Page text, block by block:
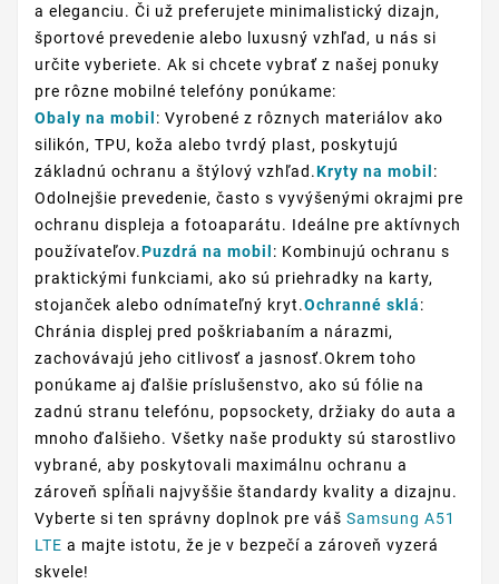
a eleganciu. Či už preferujete minimalistický dizajn,
športové prevedenie alebo luxusný vzhľad, u nás si
určite vyberiete. Ak si chcete vybrať z našej ponuky
pre rôzne mobilné telefóny ponúkame:
Obaly na mobil : Vyrobené z rôznych materiálov ako
silikón, TPU, koža alebo tvrdý plast, poskytujú
základnú ochranu a štýlový vzhľad.Kryty na mobil :
Odolnejšie prevedenie, často s vyvýšenými okrajmi pre
ochranu displeja a fotoaparátu. Ideálne pre aktívnych
používateľov.Puzdrá na mobil : Kombinujú ochranu s
praktickými funkciami, ako sú priehradky na karty,
stojanček alebo odnímateľný kryt.Ochranné sklá:
Chránia displej pred poškriabaním a nárazmi,
zachovávajú jeho citlivosť a jasnosť.Okrem toho
ponúkame aj ďalšie príslušenstvo, ako sú fólie na
zadnú stranu telefónu, popsockety, držiaky do auta a
mnoho ďalšieho. Všetky naše produkty sú starostlivo
vybrané, aby poskytovali maximálnu ochranu a
zároveň spĺňali najvyššie štandardy kvality a dizajnu.
Vyberte si ten správny doplnok pre váš Samsung A51
LTE a majte istotu, že je v bezpečí a zároveň vyzerá
skvele!